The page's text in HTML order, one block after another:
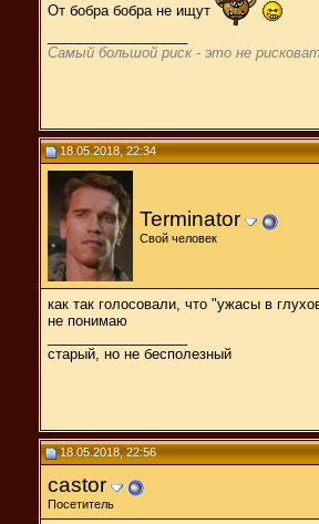
От бобра бобра не ищут
Самый большой риск - это не
18.05.2018, 22:34
Terminator
Свой человек
как так голосовали, что "ужасы в
не понимаю
старый, но не бесполезный
18.05.2018, 22:56
castor
Посетитель